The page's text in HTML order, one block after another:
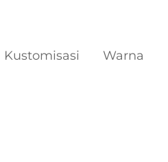
Kustomisasi Warna